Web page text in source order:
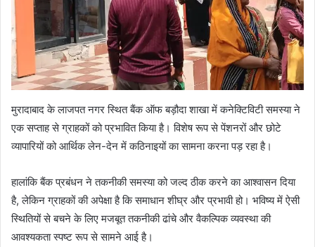
मुरादाबाद के लाजपत नगर स्थित बैंक ऑफ बड़ौदा शाखा में कनेक्टिविटी समस्या ने
एक सप्ताह से ग्राहकों को प्रभावित किया है। विशेष रूप से पेंशनरों और छोटे
व्यापारियों को आर्थिक लेन-देन में कठिनाइयों का सामना करना पड़ रहा है।
हालांकि बैंक प्रबंधन ने तकनीकी समस्या को जल्द ठीक करने का आश्वासन दिया
है, लेकिन ग्राहकों की अपेक्षा है कि समाधान शीघ्र और प्रभावी हो। भविष्य में ऐसी
स्थितियों से बचने के लिए मजबूत तकनीकी ढांचे और वैकल्पिक व्यवस्था की
आवश्यकता स्पष्ट रूप से सामने आई है।